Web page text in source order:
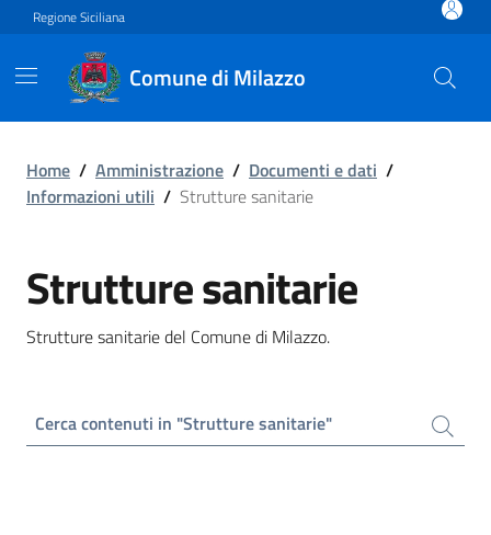
Vai ai contenuti
Vai al footer
Regione Siciliana
Comune di Milazzo
Strutture sanitarie
Home / Amministrazione / Documenti e dati /
Informazioni utili / Strutture sanitarie
Strutture sanitarie
Strutture sanitarie del Comune di Milazzo.
Cerca contenuti in "Strutture sanitarie"